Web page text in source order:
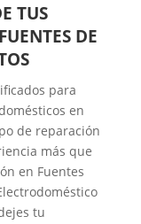
TUS
DE
para
en
de reparación
más que
en Fuentes
tu